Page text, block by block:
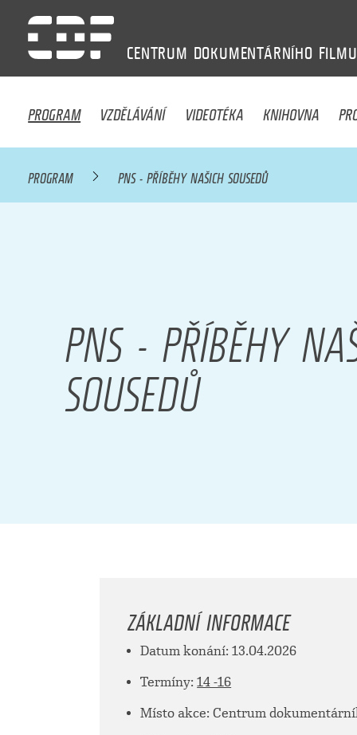
CENTRUM DOKUMENTÁRNÍHO FILMU
PROGRAM VZDĚLÁVÁNÍ VIDEOTÉKA KNIHOVNA
PROGRAM PNS - PŘÍBĚHY NAŠICH SOUSEDŮ
PNS - PŘÍBĚHY
SOUSEDŮ
ZÁKLADNÍ INFORMACE
Datum konání: 13.04.2026
Termíny:14 -16
Místo akce: Centrum